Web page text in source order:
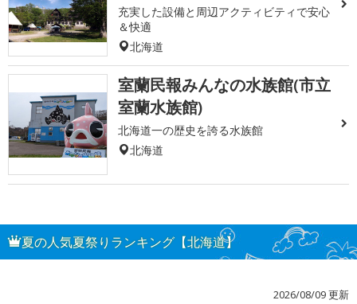
充実した設備と周辺アクティビティで安心
＆快適
北海道
室蘭民報みんなの水族館(市立
室蘭水族館)
北海道一の歴史を誇る水族館
北海道
夏の人気夏祭りランキング【北海道】
2026/08/09 更新